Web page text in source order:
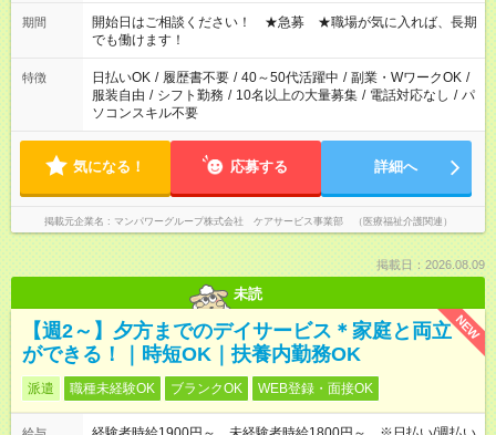
ん ※法令に基づき、週20時間以上勤務は社会保険への加入対象
となります ※労働者派遣法（日雇い派遣の原則禁止）により、
短時間・短期間の就業はご案内が難しい場合があります
期間
開始日はご相談ください！ ★急募 ★職場が気に入れば、長期
でも働けます！
特徴 日払いOK / 履歴書不要 / 40～50代活躍中 / 副業・WワークOK /
服装自由 / シフト勤務 / 10名以上の大量募集 / 電話対応なし / パ
ソコンスキル不要
気になる！ 応募する 詳細へ
掲載元企業名 マンパワーグループ株式会社 ケアサービス事業部 （医療福祉介護関連）
掲載日：2026.08.09
未読
NEW
【週2～】夕方までのデイサービス＊家庭と両立
ができる！｜時短OK｜扶養内勤務OK
派遣 職種未経験OK ブランクOK WEB登録・面接OK